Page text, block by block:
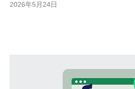
争调研（实操步骤） 2.1 数据收集：通过
2026年5月24日